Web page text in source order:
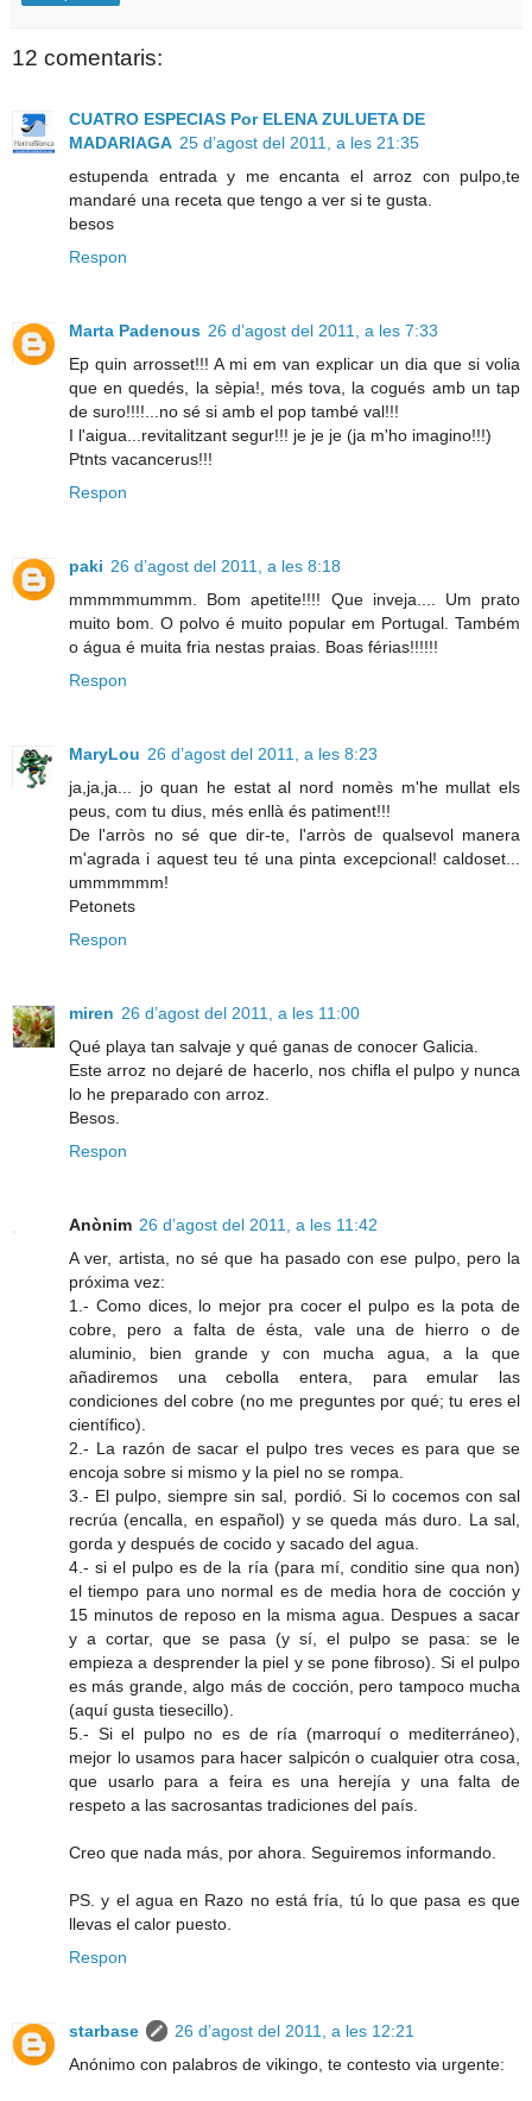
12 comentaris:
CUATRO ESPECIAS Por ELENA ZULUETA DE
MADARIAGA 25 d’agost del 2011, a les 21:35
estupenda entrada y me encanta el arroz con pulpo,te
mandaré una receta que tengo a ver si te gusta.
besos
Respon
Marta Padenous 26 d’agost del 2011, a les 7:33
Ep quin arrosset!!! A mi em van explicar un dia que si volia
que en quedés, la sèpia!, més tova, la cogués amb un tap
de suro!!!!...no sé si amb el pop també val!!!
I l'aigua...revitalitzant segur!!! je je je (ja m'ho imagino!!!)
Ptnts vacancerus!!!
Respon
paki 26 d’agost del 2011, a les 8:18
mmmmmummm. Bom apetite!!!! Que inveja.... Um prato
muito bom. O polvo é muito popular em Portugal. Também
o água é muita fria nestas praias. Boas férias!!!!!!
Respon
MaryLou 26 d’agost del 2011, a les 8:23
ja,ja,ja... jo quan he estat al nord nomès m'he mullat els
peus, com tu dius, més enllà és patiment!!!
De l'arròs no sé que dir-te, l'arròs de qualsevol manera
m'agrada i aquest teu té una pinta excepcional! caldoset...
ummmmmm!
Petonets
Respon
miren 26 d’agost del 2011, a les 11:00
Qué playa tan salvaje y qué ganas de conocer Galicia.
Este arroz no dejaré de hacerlo, nos chifla el pulpo y nunca
lo he preparado con arroz.
Besos.
Respon
Anònim 26 d’agost del 2011, a les 11:42
A ver, artista, no sé que ha pasado con ese pulpo, pero la
próxima vez:
1.- Como dices, lo mejor pra cocer el pulpo es la pota de
cobre, pero a falta de ésta, vale una de hierro o de
aluminio, bien grande y con mucha agua, a la que
añadiremos una cebolla entera, para emular las
condiciones del cobre (no me preguntes por qué; tu eres el
científico).
2.- La razón de sacar el pulpo tres veces es para que se
encoja sobre si mismo y la piel no se rompa.
3.- El pulpo, siempre sin sal, pordió. Si lo cocemos con sal
recrúa (encalla, en español) y se queda más duro. La sal,
gorda y después de cocido y sacado del agua.
4.- si el pulpo es de la ría (para mí, conditio sine qua non)
el tiempo para uno normal es de media hora de cocción y
15 minutos de reposo en la misma agua. Despues a sacar
y a cortar, que se pasa (y sí, el pulpo se pasa: se le
empieza a desprender la piel y se pone fibroso). Si el pulpo
es más grande, algo más de cocción, pero tampoco mucha
(aquí gusta tiesecillo).
5.- Si el pulpo no es de ría (marroquí o mediterráneo),
mejor lo usamos para hacer salpicón o cualquier otra cosa,
que usarlo para a feira es una herejía y una falta de
respeto a las sacrosantas tradiciones del país.
Creo que nada más, por ahora. Seguiremos informando.
PS. y el agua en Razo no está fría, tú lo que pasa es que
llevas el calor puesto.
Respon
starbase
26 d’agost del 2011, a les 12:21
Anónimo con palabros de vikingo, te contesto via urgente: